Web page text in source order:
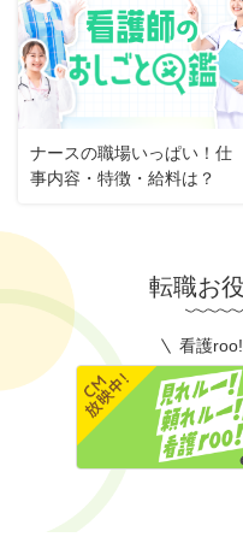
ナースの職場いっぱい！仕
事内容・特徴・給料は？
転職お
看護